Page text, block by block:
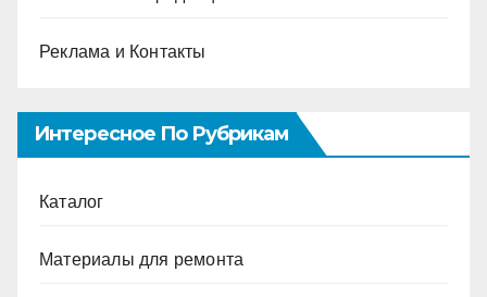
Реклама и Контакты
Интересное По Рубрикам
Каталог
Материалы для ремонта